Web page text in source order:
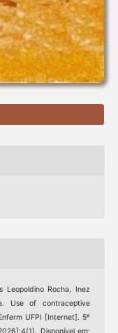
Leopoldino Rocha, Inez
Use of contraceptive
UFPI [Internet]. 5º
Disponível em: